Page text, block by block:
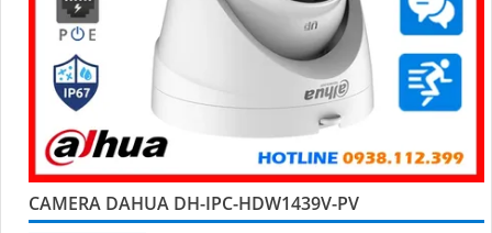
CAMERA DAHUA DH-IPC-HDW1439V-PV